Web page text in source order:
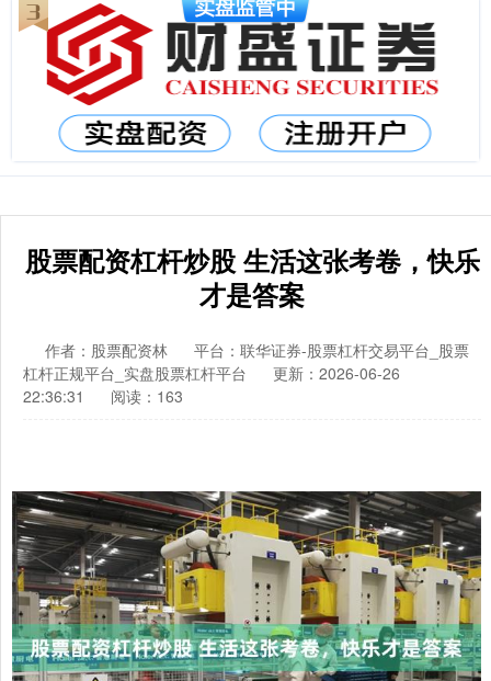
股票配资杠杆炒股 生活这张考卷，快乐
才是答案
作者：股票配资林
平台：联华证券-股票杠杆交易平台_股票
杠杆正规平台_实盘股票杠杆平台
更新：2026-06-26
22:36:31
阅读：163